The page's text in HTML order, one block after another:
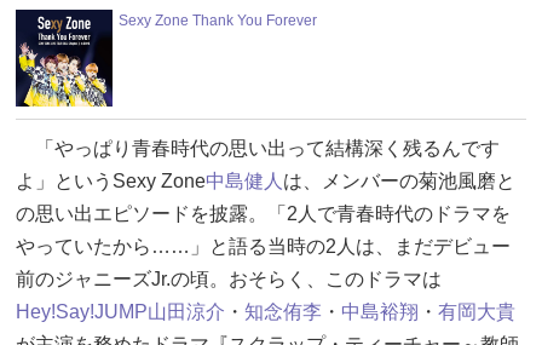
Sexy Zone Thank You Forever
「やっぱり青春時代の思い出って結構深く残るんです
よ」というSexy Zone中島健人 は、メンバーの菊池風磨と
の思い出エピソードを披露。「2人で青春時代のドラマを
やっていたから……」と語る当時の2人は、まだデビュー
前のジャニーズJr.の頃。おそらく、このドラマは
Hey!Say!JUMP山田涼介 ・ 知念侑李 ・ 中島裕翔 ・ 有岡大貴